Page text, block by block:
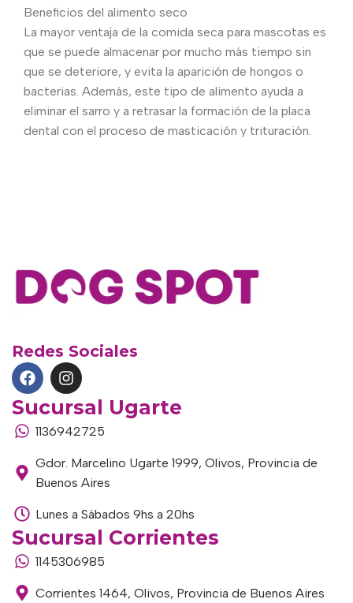
Beneficios del alimento seco
La mayor ventaja de la comida seca para mascotas es
que se puede almacenar por mucho más tiempo sin
que se deteriore, y evita la aparición de hongos o
bacterias. Además, este tipo de alimento ayuda a
eliminar el sarro y a retrasar la formación de la placa
dental con el proceso de masticación y trituración.
Redes Sociales
Sucursal Ugarte
1136942725
Gdor. Marcelino Ugarte 1999, Olivos, Provincia de
Buenos Aires
Lunes a Sábados 9hs a 20hs
Sucursal Corrientes
1145306985
Corrientes 1464, Olivos, Provincia de Buenos Aires